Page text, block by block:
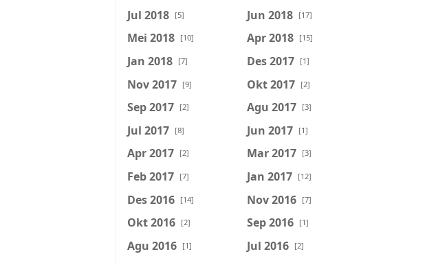
Jul 2018 [5] Jun 2018 [17]
Mei 2018 [10] Apr 2018 [15]
Jan 2018 [7] Des 2017 [1]
Nov 2017 [9] Okt 2017 [2]
Sep 2017 [2] Agu 2017 [3]
Jul 2017 [8] Jun 2017 [1]
Apr 2017 [2] Mar 2017 [3]
Feb 2017 [7] Jan 2017 [12]
Des 2016 [14] Nov 2016 [7]
Okt 2016 [2] Sep 2016 [1]
Agu 2016 [1] Jul 2016 [2]